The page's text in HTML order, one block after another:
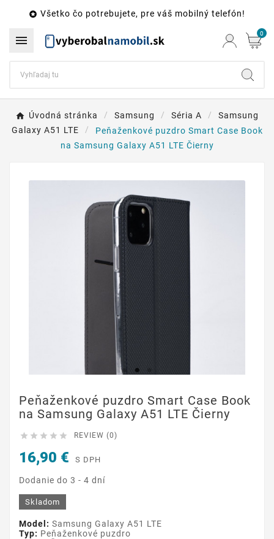
 Všetko čo potrebujete, pre váš mobilný telefón!
 0
Úvodná stránka Samsung Séria A
Samsung
Galaxy A51 LTE
Peňaženkové puzdro Smart Case Book
na Samsung Galaxy A51 LTE Čierny
Peňaženkové puzdro Smart Case Book
na Samsung Galaxy A51 LTE Čierny
     REVIEW (0)
16,90 € S DPH
Dodanie do 3 - 4 dní
Skladom
Model: Samsung Galaxy A51 LTE
Typ: Peňaženkové puzdro